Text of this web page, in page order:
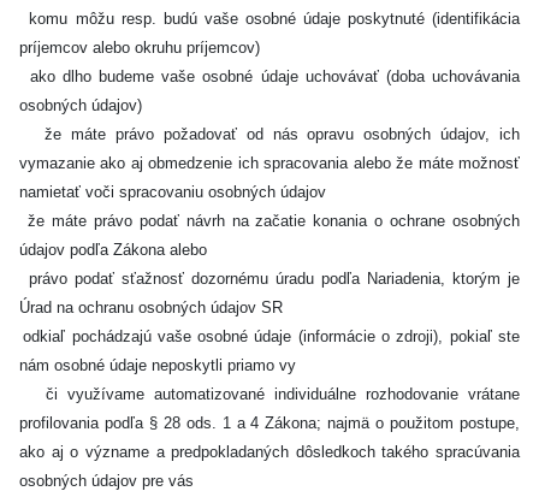
komu môžu resp. budú vaše osobné údaje poskytnuté (identifikácia
príjemcov alebo okruhu príjemcov)
ako dlho budeme vaše osobné údaje uchovávať (doba uchovávania
osobných údajov)
že máte právo požadovať od nás opravu osobných údajov, ich
vymazanie ako aj obmedzenie ich spracovania alebo že máte možnosť
namietať voči spracovaniu osobných údajov
že máte právo podať návrh na začatie konania o ochrane osobných
údajov podľa Zákona alebo
právo podať sťažnosť dozornému úradu podľa Nariadenia, ktorým je
Úrad na ochranu osobných údajov SR
odkiaľ pochádzajú vaše osobné údaje (informácie o zdroji), pokiaľ ste
nám osobné údaje neposkytli priamo vy
či využívame automatizované individuálne rozhodovanie vrátane
profilovania podľa § 28 ods. 1 a 4 Zákona; najmä o použitom postupe,
ako aj o význame a predpokladaných dôsledkoch takého spracúvania
osobných údajov pre vás